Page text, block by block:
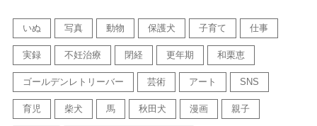
いぬ 写真 動物 保護犬 子育て 仕事
実録 不妊治療 閉経 更年期 和栗恵
ゴールデンレトリーバー 芸術 アート SNS
育児 柴犬 馬 秋田犬 漫画 親子